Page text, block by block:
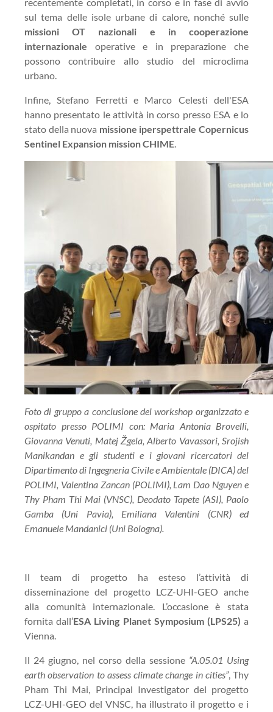
sul tema delle isole urbane di calore, nonché sulle
missioni OT nazionali e in cooperazione
internazionale operative e in preparazione che
possono contribuire allo studio del microclima
urbano.
Infine, Stefano Ferretti e Marco Celesti dell'ESA
hanno presentato le attività in corso presso ESA e lo
stato della nuova missione iperspettrale Copernicus
Sentinel Expansion mission CHIME.
Foto di gruppo a conclusione del workshop organizzato e
ospitato presso POLIMI con: Maria Antonia Brovelli,
Giovanna Venuti, Matej Žgela, Alberto Vavassori, Srojish
Manikandan e gli studenti e i giovani ricercatori del
Dipartimento di Ingegneria Civile e Ambientale (DICA) del
POLIMI, Valentina Zancan (POLIMI), Lam Dao Nguyen e
Thy Pham Thi Mai (VNSC), Deodato Tapete (ASI), Paolo
Gamba (Uni Pavia), Emiliana Valentini (CNR) ed
Emanuele Mandanici (Uni Bologna).
Il team di progetto ha esteso l’attività di
disseminazione del progetto LCZ-UHI-GEO anche
alla comunità internazionale. L’occasione è stata
fornita dall’ESA Living Planet Symposium (LPS25)a
Vienna.
Il 24 giugno, nel corso della sessione “A.05.01 Using
earth observation to assess climate change in cities”, Thy
Pham Thi Mai, Principal Investigator del progetto
LCZ-UHI-GEO del VNSC, ha illustrato il progetto e i